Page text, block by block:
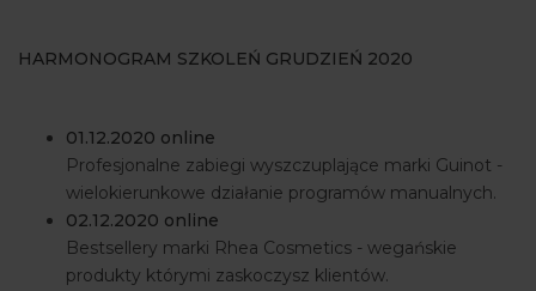
HARMONOGRAM SZKOLEŃ GRUDZIEŃ 2020
01.12.2020 online
Profesjonalne zabiegi wyszczuplające marki Guinot -
wielokierunkowe działanie programów manualnych.
02.12.2020 online
Bestsellery marki Rhea Cosmetics - wegańskie
produkty którymi zaskoczysz klientów.